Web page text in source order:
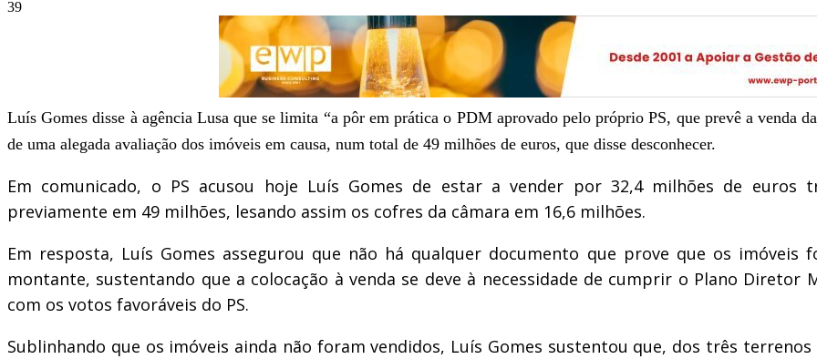
39
Luís Gomes disse à agência Lusa que se limita “a pôr em prática o PDM aprovado pelo próprio PS, que prevê a venda
de uma alegada avaliação dos imóveis em causa, num total de 49 milhões de euros, que disse desconhecer.
Em comunicado, o PS acusou hoje Luís Gomes de estar a vender por 32,4 milhões de euros
previamente em 49 milhões, lesando assim os cofres da câmara em 16,6 milhões.
Em resposta, Luís Gomes assegurou que não há qualquer documento que prove que os imóveis
montante, sustentando que a colocação à venda se deve à necessidade de cumprir o Plano Diretor
com os votos favoráveis do PS.
Sublinhando que os imóveis ainda não foram vendidos, Luís Gomes sustentou que, dos três